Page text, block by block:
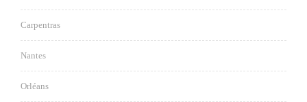
Carpentras
Nantes
Orléans